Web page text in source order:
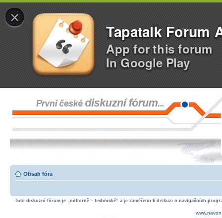
×
Tapatalk Forum
App for this forum
In Google Play
Obsah fóra
Toto diskuzní fórum je „odborně – technické“ a je zaměřeno k diskuzi o navigačních